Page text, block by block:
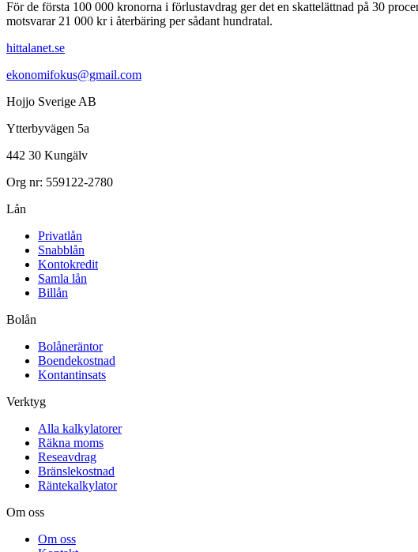
För de första 100 000 kronorna i förlustavdrag ger det en skattelättnad på 30
motsvarar 21 000 kr i återbäring per sådant hundratal.
hittalanet.se
ekonomifokus@gmail.com
Hojjo Sverige AB
Ytterbyvägen 5a
442 30 Kungälv
Org nr: 559122-2780
Lån
Privatlån
Snabblån
Kontokredit
Samla lån
Billån
Bolån
Bolåneräntor
Boendekostnad
Kontantinsats
Verktyg
Alla kalkylatorer
Räkna moms
Reseavdrag
Bränslekostnad
Räntekalkylator
Om oss
Om oss